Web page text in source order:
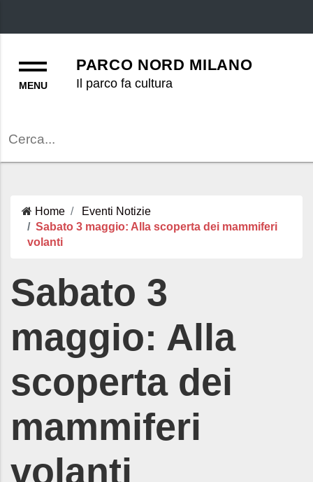
PARCO NORD MILANO
Il parco fa cultura
Home Eventi Notizie
Sabato 3 maggio: Alla scoperta dei mammiferi
volanti
Sabato 3
maggio: Alla
scoperta dei
mammiferi
volanti